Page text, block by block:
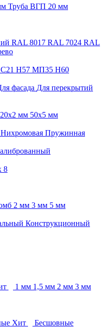
Труба ВГП 20 мм
RAL 8017 RAL 7024 RAL
С21 Н57 МП35 Н60
фасада Для перекрытий
20х2 мм 50х5 мм
Нихромовая Пружинная
8
2 мм 3 мм 5 мм
Конструкционный
1 мм 1,5 мм 2 мм 3 мм
Хит
Бесшовные